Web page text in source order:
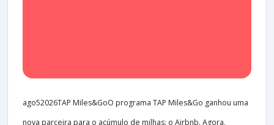
ago52026TAP Miles&GoO programa TAP Miles&Go ganhou uma
nova parceira para o acúmulo de milhas: o Airbnb. Agora,